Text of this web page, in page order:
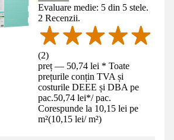
Evaluare medie: 5 din 5 stele.
2 Recenzii.
(2)
preț — 50,74 lei * Toate
prețurile conțin TVA și
costurile DEEE și DBA pe
pac.50,74 lei*/ pac.
Corespunde la 10,15 lei pe
m²(10,15 lei/ m²)